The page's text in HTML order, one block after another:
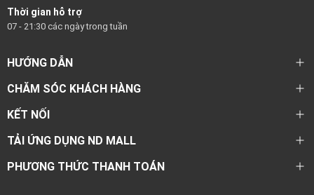
Thời gian hỗ trợ
07 - 21:30 các ngày trong tuần
HƯỚNG DẪN
CHĂM SÓC KHÁCH HÀNG
KẾT NỐI
TẢI ỨNG DỤNG ND MALL
PHƯƠNG THỨC THANH TOÁN